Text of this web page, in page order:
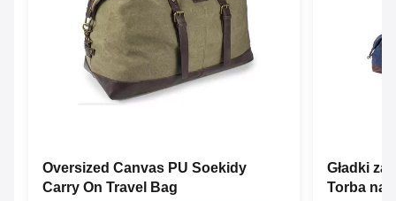
Oversized Canvas PU Soekidy
Carry On Travel Bag
Gładki
Torba na